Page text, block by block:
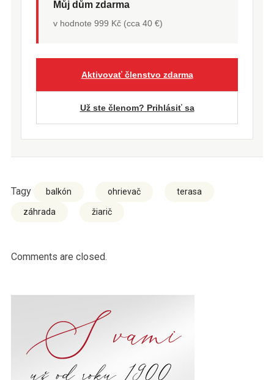
Můj dům zdarma
v hodnote 999 Kč (cca 40 €)
Aktivovať členstvo zdarma
Už ste členom? Prihlásiť sa
Tagy balkón ohrievač terasa
záhrada žiarič
Comments are closed.